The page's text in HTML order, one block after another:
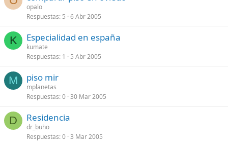
opalo
Respuestas 5 6 Abr 2005
K Especialidad en españa
kumate
Respuestas 1 5 Abr 2005
M piso mir
mplanetas
Respuestas 0 30 Mar 2005
D Residencia
dr_buho
Respuestas 0 3 Mar 2005